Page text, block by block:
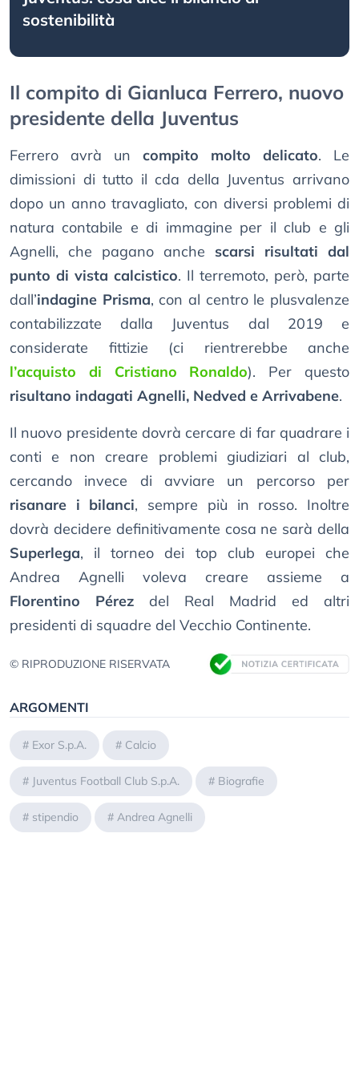
sostenibilità
Il compito di Gianluca Ferrero, nuovo
presidente della Juventus
Ferrero avrà un compito molto delicato. Le
dimissioni di tutto il cda della Juventus arrivano
dopo un anno travagliato, con diversi problemi di
natura contabile e di immagine per il club e gli
Agnelli, che pagano anche scarsi risultati dal
punto di vista calcistico. Il terremoto, però, parte
dall’indagine Prisma, con al centro le plusvalenze
contabilizzate dalla Juventus dal 2019 e
considerate fittizie (ci rientrerebbe anche
l’acquisto di Cristiano Ronaldo). Per questo
risultano indagati Agnelli, Nedved e Arrivabene.
Il nuovo presidente dovrà cercare di far quadrare i
conti e non creare problemi giudiziari al club,
cercando invece di avviare un percorso per
risanare i bilanci, sempre più in rosso. Inoltre
dovrà decidere definitivamente cosa ne sarà della
Superlega, il torneo dei top club europei che
Andrea Agnelli voleva creare assieme a
Florentino Pérez del Real Madrid ed altri
presidenti di squadre del Vecchio Continente.
© RIPRODUZIONE RISERVATA
ARGOMENTI
# Exor S.p.A. # Calcio
# Juventus Football Club S.p.A. # Biografie
# stipendio # Andrea Agnelli